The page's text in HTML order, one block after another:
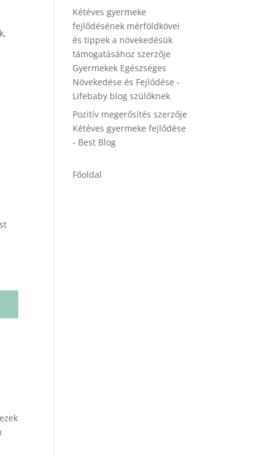
Kétéves gyermeke
fejlődésének mérföldkövei
és tippek a növekedésük
támogatásához szerzője
Gyermekek Egészséges
Növekedése és Fejlődése -
Lifebaby blog szülőknek
Pozitív megerősítés szerzője
Kétéves gyermeke fejlődése
- Best Blog
Főoldal